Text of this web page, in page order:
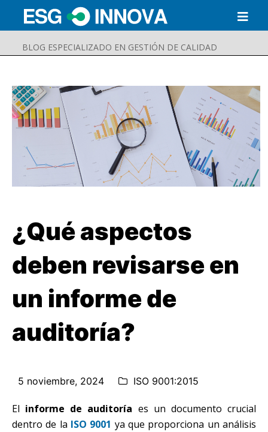
BLOG ESPECIALIZADO EN GESTIÓN DE CALIDAD
Buscar Enviar
¿Qué aspectos
deben revisarse en
un informe de
auditoría?
5 noviembre, 2024 ISO 9001:2015
El informe de auditoría es un documento crucial
dentro de la ISO 9001 ya que proporciona un análisis